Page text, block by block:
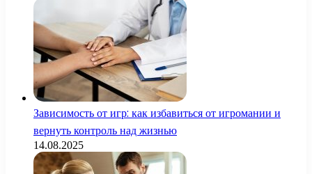
Зависимость от игр: как избавиться от игромании и
вернуть контроль над жизнью
14.08.2025